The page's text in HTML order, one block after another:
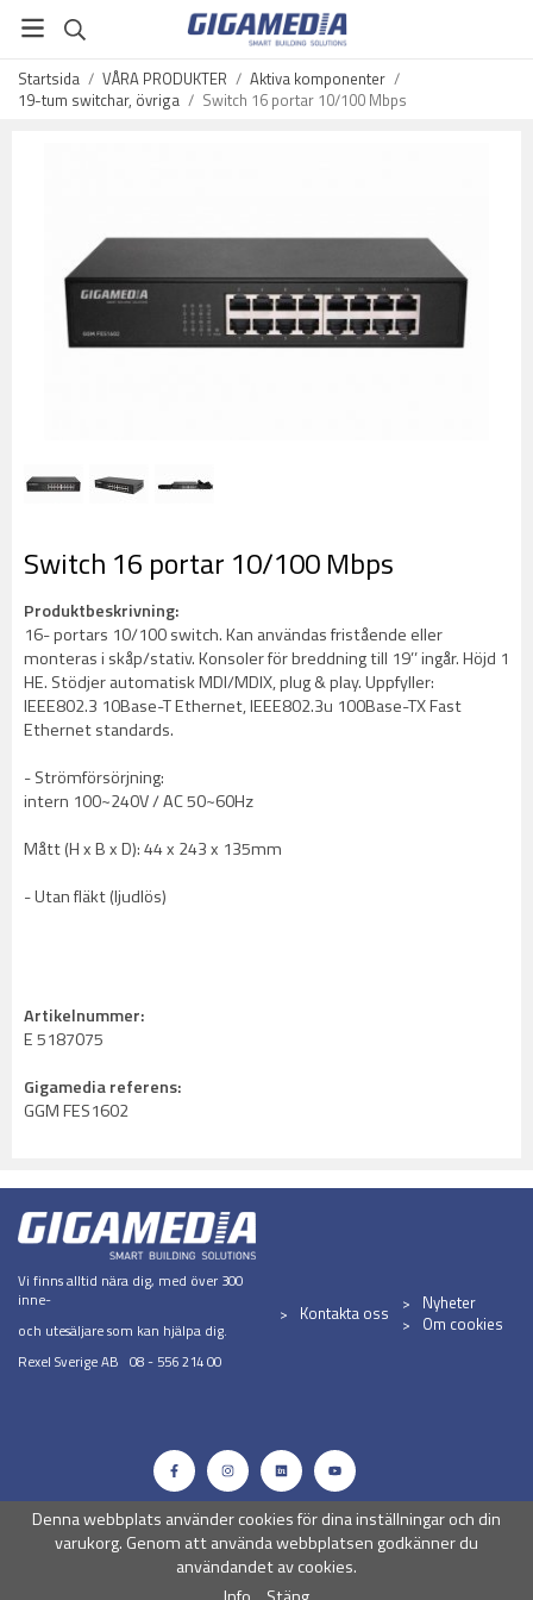
Startsida / VÅRA PRODUKTER / Aktiva komponenter /
19-tum switchar, övriga / Switch 16 portar 10/100 Mbps
Switch 16 portar 10/100 Mbps
Produktbeskrivning:
16- portars 10/100 switch. Kan användas fristående eller
monteras i skåp/stativ. Konsoler för breddning till 19’’ ingår. Höjd 1
HE. Stödjer automatisk MDI/MDIX, plug & play. Uppfyller:
IEEE802.3 10Base-T Ethernet, IEEE802.3u 100Base-TX Fast
Ethernet standards.
- Strömförsörjning:
intern 100~240V / AC 50~60Hz
Mått (H x B x D): 44 x 243 x 135mm
- Utan fläkt (ljudlös)
Artikelnummer:
E 5187075
Gigamedia referens:
GGM FES1602
Vi finns alltid nära dig, med över 300
inne-
och utesäljare som kan hjälpa dig.
Rexel Sverige AB 08 - 556 214 00
Kontakta oss
Nyheter
Om cookies
Drift & produktion:Wikinggruppen
Denna webbplats använder cookies för dina inställningar och din
varukorg. Genom att använda webbplatsen godkänner du
användandet av cookies.